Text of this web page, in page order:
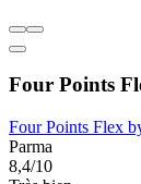
Four Points
Four Points Flex
Parma
8,4/10